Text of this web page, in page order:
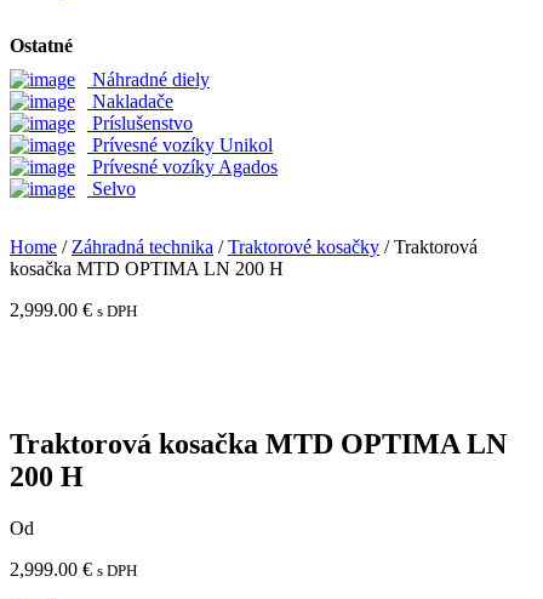
Ostatné
Náhradné diely
Nakladače
Príslušenstvo
Prívesné vozíky Unikol
Prívesné vozíky Agados
Selvo
Home /Záhradná technika /Traktorové kosačky / Traktorová
kosačka MTD OPTIMA LN 200 H
2,999.00 € s DPH
Traktorová kosačka MTD OPTIMA LN
200 H
Od
2,999.00 € s DPH